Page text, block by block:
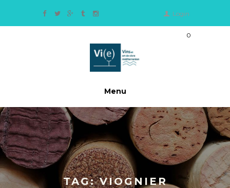
Login
Menu
0
€
TAG: VIOGNIER